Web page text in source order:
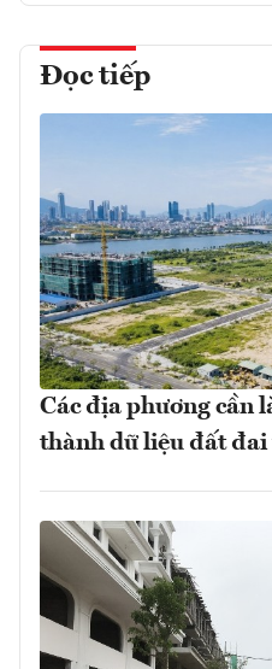
Đọc tiếp
Các địa phương cần
thành dữ liệu đất đai